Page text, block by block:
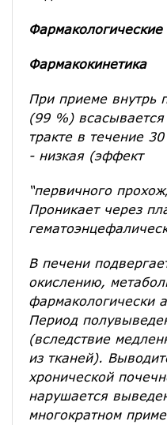
Фармакологические
Фармакокинетика
При приеме внутрь
(99 %)
тракте в течение
- низкая (эффект
“первичного
Проникает через
В печени
окислению,
фармакологически
Период
(вследствие
из тканей).
хронической
нарушается
многократном